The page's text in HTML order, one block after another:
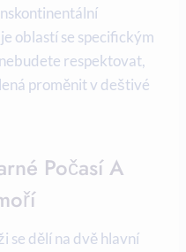
oblastí se specifickým
respektovat,
proměnit v deštivé
Počasí A
se dělí na dvě hlavní